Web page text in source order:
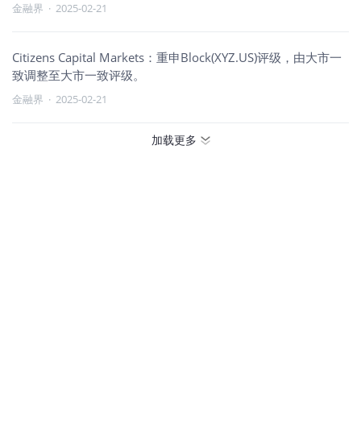
金融界 · 2025-02-21
Citizens Capital Markets：重申Block(XYZ.US)评级，由大市一
致调整至大市一致评级。
金融界 · 2025-02-21
加载更多